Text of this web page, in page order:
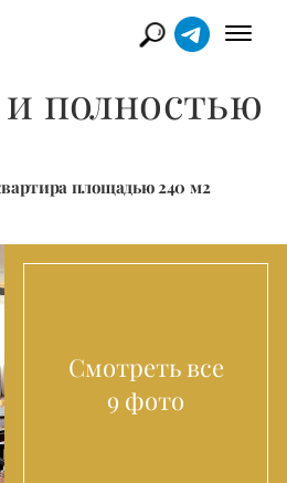
полностью
площадью 240 м2
Смотреть все
9 фото